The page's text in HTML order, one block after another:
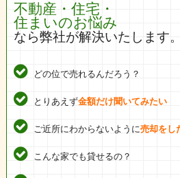
不動産・住宅・
住まいのお悩み
なら弊社が解決いたします。
どの位で売れるんだろう？
とりあえず金額だけ聞いてみたい
ご近所にわからないように売却をし
こんな家でも貸せるの？